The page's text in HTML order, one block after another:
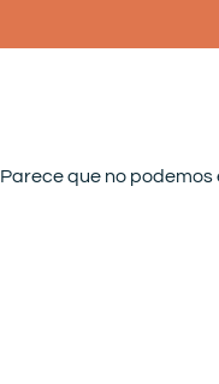
al
Parece que no